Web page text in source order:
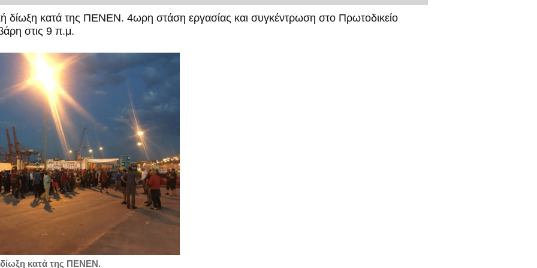
δίωξη κατά της ΠΕΝΕΝ. 4ωρη στάση εργασίας και συγκέντρωση στο Πρωτοδικείο
στις 9 π.μ.
δίωξη κατά της ΠΕΝΕΝ.